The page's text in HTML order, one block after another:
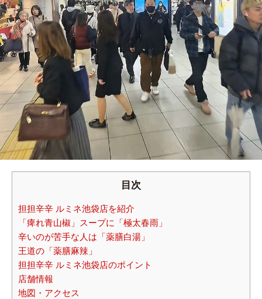
目次
担担辛辛 ルミネ池袋店を紹介
「痺れ青山椒」スープに「極太春雨」
辛いのが苦手な人は「薬膳白湯」
王道の「薬膳麻辣」
担担辛辛 ルミネ池袋店のポイント
店舗情報
地図・アクセス